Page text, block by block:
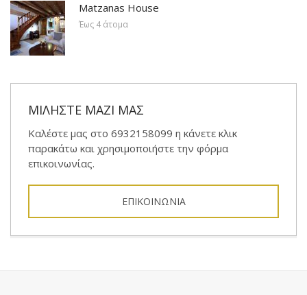
Matzanas House
Έως 4 άτομα
ΜΙΛΗΣΤΕ ΜΑΖΙ ΜΑΣ
Καλέστε μας στο 6932158099 η κάνετε κλικ
παρακάτω και χρησιμοποιήστε την φόρμα
επικοινωνίας.
ΕΠΙΚΟΙΝΩΝΙΑ